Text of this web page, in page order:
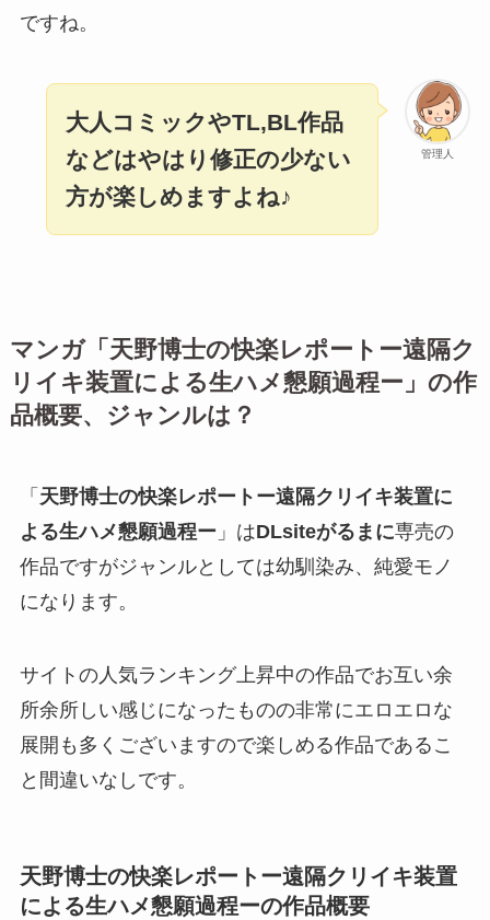
ですね。
管理人
大人コミックやTL,BL作品
などはやはり修正の少ない
方が楽しめますよね♪
マンガ「 天野博士の快楽レポートー遠隔ク
リイキ装置による生ハメ懇願過程ー 」の作
品概要、ジャンルは？
「 天野博士の快楽レポートー遠隔クリイキ装置に
よる生ハメ懇願過程ー 」はDLsiteがるまに専売の
作品ですがジャンルとしては幼馴染み、純愛モノ
になります。
サイトの人気ランキング上昇中の作品でお互い余
所余所しい感じになったものの非常にエロエロな
展開も多くございますので楽しめる作品であるこ
と間違いなしです。
天野博士の快楽レポートー遠隔クリイキ装置
による生ハメ懇願過程ーの作品概要